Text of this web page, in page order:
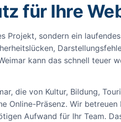
für Ihre
Projekt, sondern ein
kann das schnell
die von Kultur, Bildung,
Online-Präsenz. Wir
Aufwand für Ihr Team.